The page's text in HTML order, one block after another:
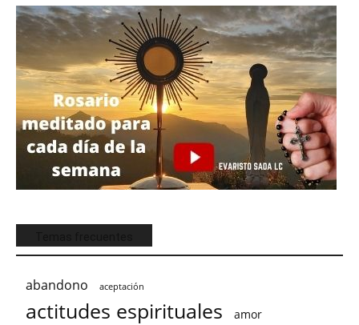
abandono aceptación
actitudes espirituales amor